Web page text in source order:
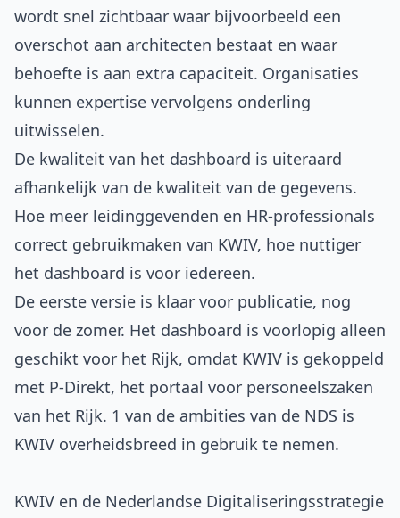
wordt snel zichtbaar waar bijvoorbeeld een
overschot aan architecten bestaat en waar
behoefte is aan extra capaciteit. Organisaties
kunnen expertise vervolgens onderling
uitwisselen.
De kwaliteit van het dashboard is uiteraard
afhankelijk van de kwaliteit van de gegevens.
Hoe meer leidinggevenden en HR-professionals
correct gebruikmaken van KWIV, hoe nuttiger
het dashboard is voor iedereen.
De eerste versie is klaar voor publicatie, nog
voor de zomer. Het dashboard is voorlopig alleen
geschikt voor het Rijk, omdat KWIV is gekoppeld
met P-Direkt, het portaal voor personeelszaken
van het Rijk. 1 van de ambities van de NDS is
KWIV overheidsbreed in gebruik te nemen.
KWIV en de Nederlandse Digitaliseringsstrategie